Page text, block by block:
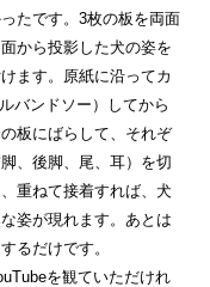
たです。3枚の板を両面
から投影した犬の姿を
ます。原紙に沿ってカ
バンドソー）してから
板にばらして、それぞ
、後脚、尾、耳）を切
重ねて接着すれば、犬
姿が現れます。あとは
るだけです。
を観ていただけれ